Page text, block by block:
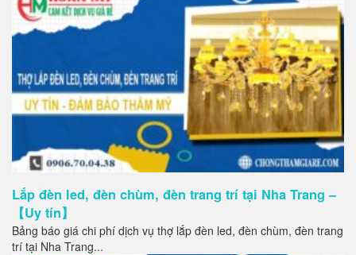
Lắp đèn led, đèn chùm, đèn trang trí tại Nha Trang –
【Uy tín】
Bảng báo giá chi phí dịch vụ thợ lắp đèn led, đèn chùm, đèn trang
trí tại Nha Trang...